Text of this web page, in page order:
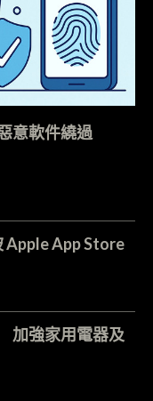
意軟件繞過
Apple App Store
加強家用電器及